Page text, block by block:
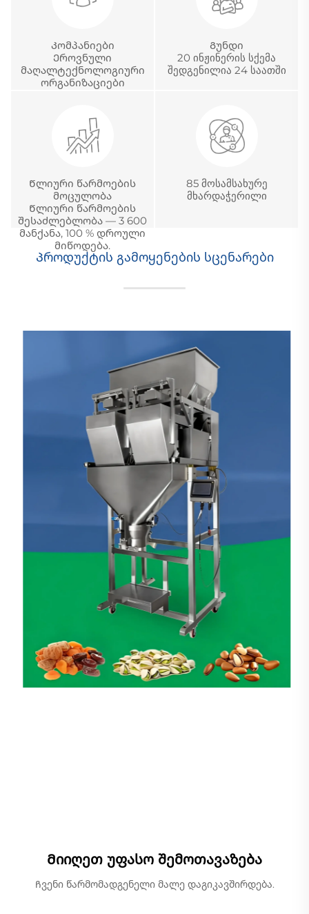
Კომპანიები
Ეროვნული
მაღალტექნოლოგიური
ორგანიზაციები
Გუნდი
20 ინჟინერის სქემა
შედგენილია 24 საათში
Წლიური წარმოების
მოცულობა
Წლიური წარმოების
შესაძლებლობა — 3 600
მანქანა, 100 % დროული
მიწოდება.
85 მოსამსახურე
მხარდაჭერილი
Პროდუქტის გამოყენების სცენარები
Მიიღეთ უფასო შემოთავაზება
Ჩვენი წარმომადგენელი მალე დაგიკავშირდება.